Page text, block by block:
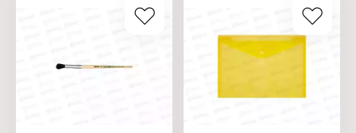
Материал ручки: дерево
Материал ручки: дерево